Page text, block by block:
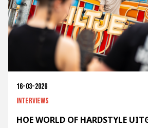
16-03-2026
Interviews
HOE WORLD OF HARDSTYLE